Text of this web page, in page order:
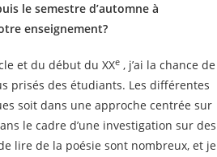
le semestre d’automne à
enseignement?
et du début du XXe , j’ai la chance de
prisés des étudiants. Les différentes
soit dans une approche centrée sur
le cadre d’une investigation sur des
lire de la poésie sont nombreux, et je